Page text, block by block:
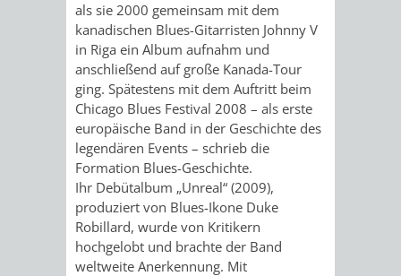
EISLEBEN
RAMAT
GAN
VARCES
ALLIÈRES
ET
RISSET
ORTSVEREINE
GESCHICHTE
als sie 2000 gemeinsam mit dem
kanadischen Blues-Gitarristen Johnny V
in Riga ein Album aufnahm und
anschließend auf große Kanada-Tour
ging. Spätestens mit dem Auftritt beim
Chicago Blues Festival 2008 – als erste
europäische Band in der Geschichte des
legendären Events – schrieb die
Formation Blues-Geschichte.
Ihr Debütalbum „Unreal“ (2009),
produziert von Blues-Ikone Duke
Robillard, wurde von Kritikern
hochgelobt und brachte der Band
weltweite Anerkennung. Mit